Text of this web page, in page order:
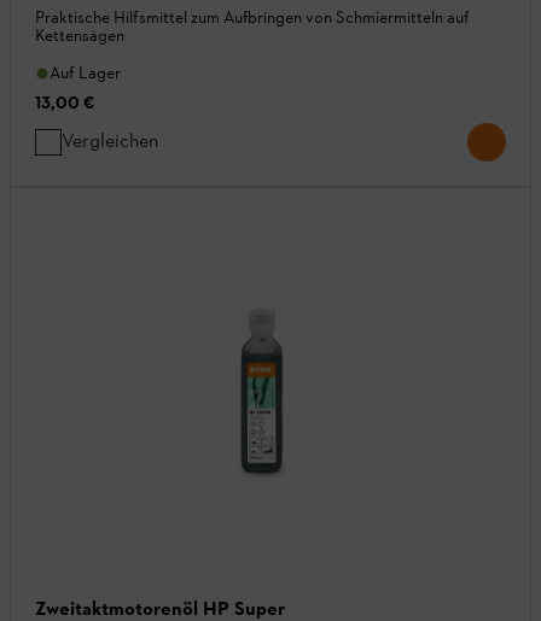
Praktische Hilfsmittel zum Aufbringen von Schmiermitteln auf
Kettensägen
Auf Lager
13,00 €
Vergleichen
Zweitaktmotorenöl HP Super